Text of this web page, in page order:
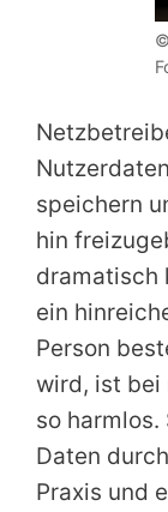
speichern
hin
dramatisch
ein
Person
wird, ist bei
so
Daten
Praxis und